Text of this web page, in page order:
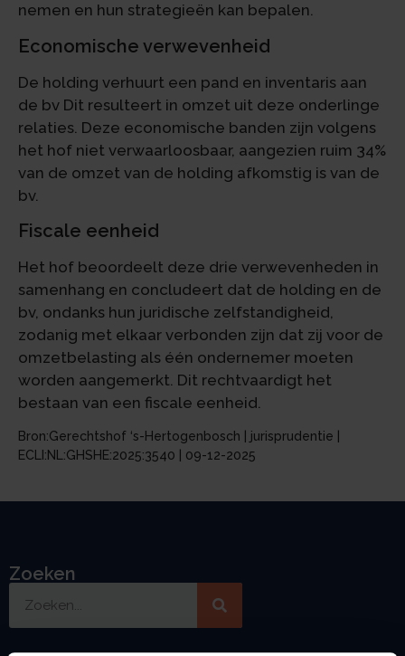
nemen en hun strategieën kan bepalen.
Economische verwevenheid
De holding verhuurt een pand en inventaris aan
de bv Dit resulteert in omzet uit deze onderlinge
relaties. Deze economische banden zijn volgens
het hof niet verwaarloosbaar, aangezien ruim 34%
van de omzet van de holding afkomstig is van de
bv.
Fiscale eenheid
Het hof beoordeelt deze drie verwevenheden in
samenhang en concludeert dat de holding en de
bv, ondanks hun juridische zelfstandigheid,
zodanig met elkaar verbonden zijn dat zij voor de
omzetbelasting als één ondernemer moeten
worden aangemerkt. Dit rechtvaardigt het
bestaan van een fiscale eenheid.
Bron:Gerechtshof ‘s-Hertogenbosch | jurisprudentie |
ECLI:NL:GHSHE:2025:3540 | 09-12-2025
Zoeken